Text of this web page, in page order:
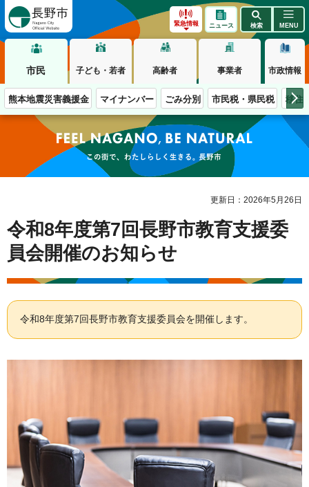
緊急情報 ニュース 検索 MENU
市民 子ども・若者 高齢者 事業者 市政情報
熊本地震災害義援金 マイナンバー ごみ分別 市民税・県民税 移住
この街で、わたしらしく生きる。長野市
更新日：2026年5月26日
令和8年度第7回長野市教育支援委
員会開催のお知らせ
令和8年度第7回長野市教育支援委員会を開催します。